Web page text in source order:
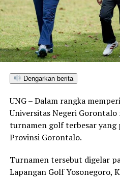
Dengarkan berita
UNG – Dalam rangka
Universitas Negeri Gorontalo
turnamen golf terbesar yang
Provinsi Gorontalo.
Turnamen tersebut digelar
Lapangan Golf Yosonegoro,